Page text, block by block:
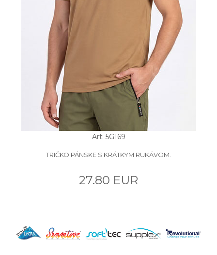
Art: 5G169
TRIČKO PÁNSKE S KRÁTKYM RUKÁVOM.
27.80 EUR